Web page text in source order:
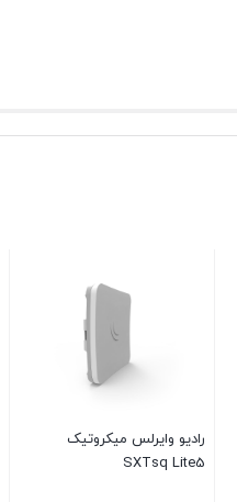
رادیو وایرلس میکروتیک
SXTsq Lite5